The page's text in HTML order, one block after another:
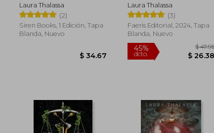
Laura Thalassa
(2)
Siren Books, 1 Edición, Tapa
Blanda, Nuevo
$ 34.67
Laura Thalassa
(3)
Faeris Editorial, 2024, Tapa
Blanda, Nuevo
45%
dcto.